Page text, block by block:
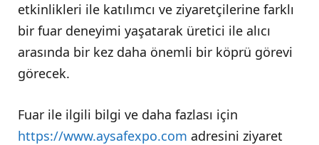
etkinlikleri ile katılımcı ve ziyaretçilerine farklı
bir fuar deneyimi yaşatarak üretici ile alıcı
arasında bir kez daha önemli bir köprü görevi
görecek.
Fuar ile ilgili bilgi ve daha fazlası için
https://www.aysafexpo.com adresini ziyaret